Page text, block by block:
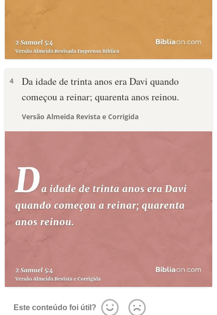
4
Da idade de trinta anos era Davi quando
começou a reinar; quarenta anos reinou.
Versão Almeida Revista e Corrigida
Este conteúdo foi útil?